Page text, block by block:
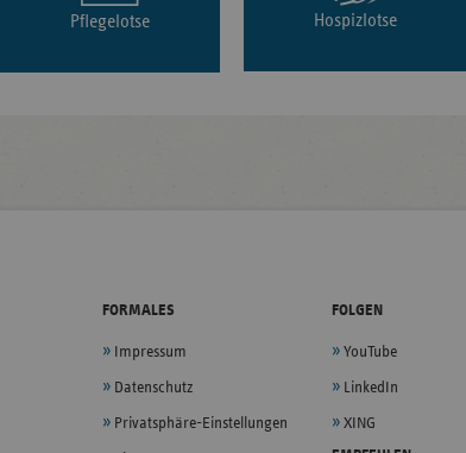
Pflegelotse Hospizlotse
FORMALES
Impressum
Datenschutz
Privatsphäre-Einstellungen
FOLGEN
YouTube
LinkedIn
XING